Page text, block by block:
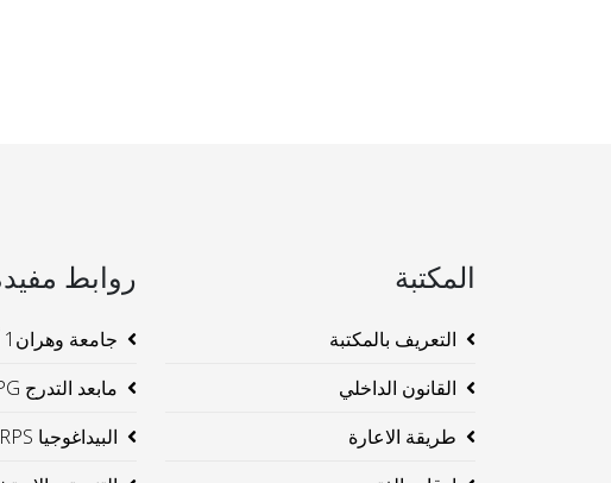
المكتبة
التعريف بالمكتبة
القانون الداخلي
طريقة الاعارة
روابط
جامعة وهران1 أحمد بن بلة
مابعد التدرج VRPG
البيداغوجيا VRPS